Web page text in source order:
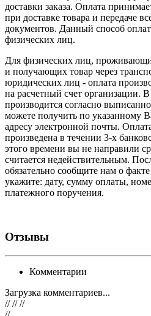
доставки заказа. Оплата
при доставке товара и передаче
документов. Данный способ
физических лиц.
Для физических лиц,
и получающих товар через
юридических лиц - оплата
на расчетный счет организации. В
производится согласно
можете получить по указанному
адресу электронной почты.
произведена в течении 3-х
этого времени вы не направили
считается недействительным.
обязательно сообщите нам о
укажите: дату, сумму оплаты,
платежного поручения.
Отзывы
Комментарии
Загрузка комментариев...
// // //